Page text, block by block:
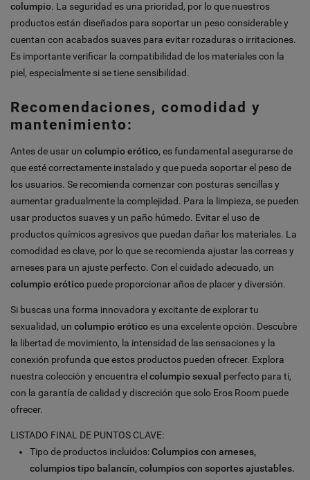
columpio. La seguridad es una prioridad, por lo que nuestros
productos están diseñados para soportar un peso considerable y
cuentan con acabados suaves para evitar rozaduras o irritaciones.
Es importante verificar la compatibilidad de los materiales con la
piel, especialmente si se tiene sensibilidad.
Recomendaciones, comodidad y
mantenimiento:
Antes de usar un columpio erótico, es fundamental asegurarse de
que esté correctamente instalado y que pueda soportar el peso de
los usuarios. Se recomienda comenzar con posturas sencillas y
aumentar gradualmente la complejidad. Para la limpieza, se pueden
usar productos suaves y un paño húmedo. Evitar el uso de
productos químicos agresivos que puedan dañar los materiales. La
comodidad es clave, por lo que se recomienda ajustar las correas y
arneses para un ajuste perfecto. Con el cuidado adecuado, un
columpio erótico puede proporcionar años de placer y diversión.
Si buscas una forma innovadora y excitante de explorar tu
sexualidad, un columpio eróticoes una excelente opción. Descubre
la libertad de movimiento, la intensidad de las sensaciones y la
conexión profunda que estos productos pueden ofrecer. Explora
nuestra colección y encuentra el columpio sexual perfecto para ti,
con la garantía de calidad y discreción que solo Eros Room puede
ofrecer.
LISTADO FINAL DE PUNTOS CLAVE:
Tipo de productos incluidos:Columpios con arneses,
columpios tipo balancín, columpios con soportes ajustables.